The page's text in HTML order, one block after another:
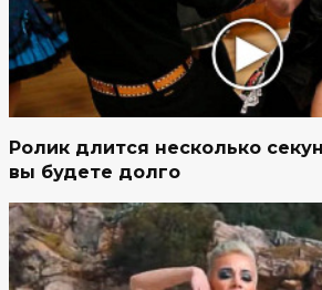
Ролик длится несколько
вы будете долго